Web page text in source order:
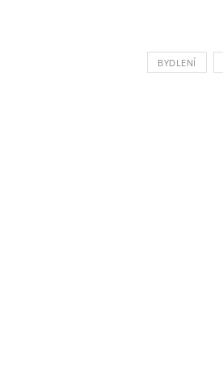
BYDLENÍ